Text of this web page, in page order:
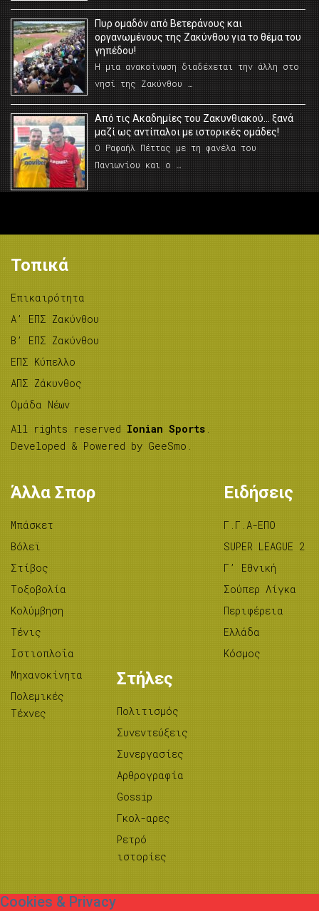
Πυρ ομαδόν από Βετεράνους και
οργανωμένους της Ζακύνθου για το θέμα του
γηπέδου!
Η μια ανακοίνωση διαδέχεται την άλλη στο
νησί της Ζακύνθου …
Από τις Ακαδημίες του Ζακυνθιακού… ξανά
μαζί ως αντίπαλοι με ιστορικές ομάδες!
Ο Ραφαήλ Πέττας με τη φανέλα του
Πανιωνίου και ο …
Τοπικά
Επικαιρότητα
A’ ΕΠΣ Ζακύνθου
B’ ΕΠΣ Ζακύνθου
ΕΠΣ Κύπελλο
ΑΠΣ Ζάκυνθος
Ομάδα Νέων
All rights reserved Ionian Sports .
Developed & Powered by GeeSmo .
Άλλα Σπορ
Μπάσκετ
Βόλεϊ
Στίβος
Tοξοβολία
Κολύμβηση
Τένις
Ιστιοπλοΐα
Μηχανοκίνητα
Πολεμικές
Τέχνες
Ειδήσεις
Γ.Γ.Α-ΕΠΟ
SUPER LEAGUE 2
Γ’ Εθνική
Σούπερ Λίγκα
Περιφέρεια
Ελλάδα
Κόσμος
Στήλες
Πολιτισμός
Συνεντεύξεις
Συνεργασίες
Αρθρογραφία
Gossip
Γκολ-αρες
Ρετρό
ιστορίες
Cookies & Privacy